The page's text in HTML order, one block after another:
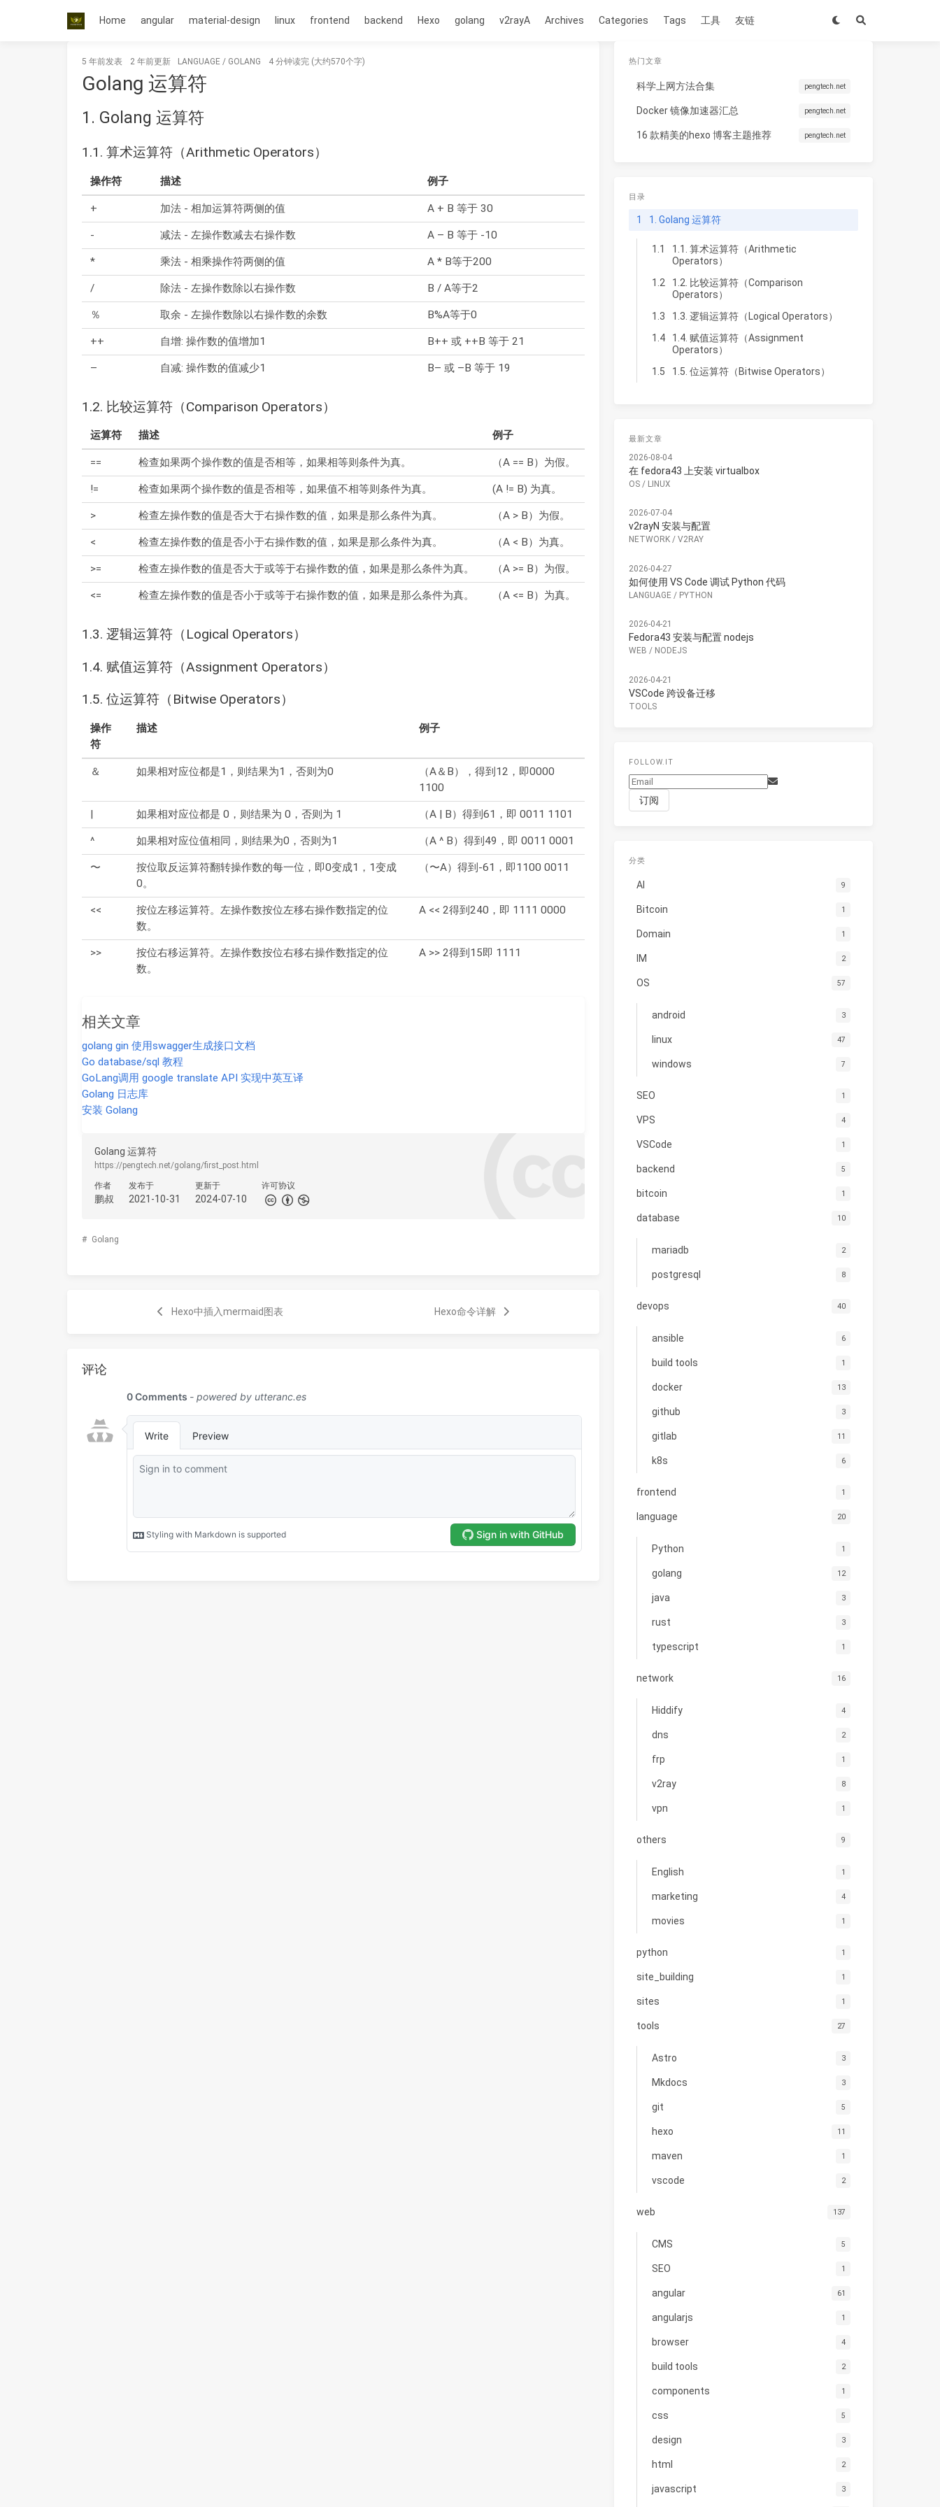
Home angular material-design linux frontend backend Hexo golang v2rayA Archives Categories Tags 工具 友链
5 年前发表 2 年前更新 LANGUAGE / GOLANG 4 分钟读完 (大约570个字)
Golang 运算符
1. Golang 运算符
1.1. 算术运算符（Arithmetic Operators）
操作符 描述 例子
+ 加法 - 相加运算符两侧的值 A + B 等于 30
- 减法 - 左操作数减去右操作数 A – B 等于 -10
* 乘法 - 相乘操作符两侧的值 A * B等于200
/ 除法 - 左操作数除以右操作数 B / A等于2
％ 取余 - 左操作数除以右操作数的余数 B%A等于0
++ 自增: 操作数的值增加1 B++ 或 ++B 等于 21
– 自减: 操作数的值减少1 B– 或 –B 等于 19
1.2. 比较运算符（Comparison Operators）
运算符 描述 例子
== 检查如果两个操作数的值是否相等，如果相等则条件为真。 （A == B）为假。
!= 检查如果两个操作数的值是否相等，如果值不相等则条件为真。 (A != B) 为真。
> 检查左操作数的值是否大于右操作数的值，如果是那么条件为真。 （A > B）为假。
< 检查左操作数的值是否小于右操作数的值，如果是那么条件为真。 （A < B）为真。
>= 检查左操作数的值是否大于或等于右操作数的值，如果是那么条件为真。 （A >= B）为假。
<= 检查左操作数的值是否小于或等于右操作数的值，如果是那么条件为真。 （A <= B）为真。
1.3. 逻辑运算符（Logical Operators）
1.4. 赋值运算符（Assignment Operators）
1.5. 位运算符（Bitwise Operators）
操作
符
描述 例子
＆ 如果相对应位都是1，则结果为1，否则为0
（A＆B），得到12，即0000
1100
| 如果相对应位都是 0，则结果为 0，否则为 1 （A | B）得到61，即 0011 1101
^ 如果相对应位值相同，则结果为0，否则为1 （A ^ B）得到49，即 0011 0001
〜
按位取反运算符翻转操作数的每一位，即0变成1，1变成
0。
（〜A）得到-61，即1100 0011
<<
按位左移运算符。左操作数按位左移右操作数指定的位
数。
A << 2得到240，即 1111 0000
>>
按位右移运算符。左操作数按位右移右操作数指定的位
数。
A >> 2得到15即 1111
相关文章
golang gin 使用swagger生成接口文档
Go database/sql 教程
GoLang调用 google translate API 实现中英互译
Golang 日志库
安装 Golang
Golang 运算符
https://pengtech.net/golang/first_post.html
作者
鹏叔
发布于
2021-10-31
更新于
2024-07-10
许可协议
# Golang
Hexo中插入mermaid图表 Hexo命令详解
评论
热门文章
科学上网方法合集 pengtech.net
Docker 镜像加速器汇总 pengtech.net
16 款精美的hexo 博客主题推荐 pengtech.net
目录
1 1. Golang 运算符
1.1
1.1. 算术运算符（Arithmetic
Operators）
1.2
1.2. 比较运算符（Comparison
Operators）
1.3
1.3. 逻辑运算符（Logical Operators）
1.4
1.4. 赋值运算符（Assignment
Operators）
1.5
1.5. 位运算符（Bitwise Operators）
最新文章
2026-08-04
在 fedora43 上安装 virtualbox
OS / LINUX
2026-07-04
v2rayN 安装与配置
NETWORK / V2RAY
2026-04-27
如何使用 VS Code 调试 Python 代码
LANGUAGE / PYTHON
2026-04-21
Fedora43 安装与配置 nodejs
WEB / NODEJS
2026-04-21
VSCode 跨设备迁移
TOOLS
FOLLOW.IT
分类
AI 9
Bitcoin 1
Domain 1
IM 2
OS 57
android 3
linux 47
windows 7
SEO 1
VPS 4
VSCode 1
backend 5
bitcoin 1
database 10
mariadb 2
postgresql 8
devops 40
ansible 6
build tools 1
docker 13
github 3
gitlab 11
k8s 6
frontend 1
language 20
Python 1
golang 12
java 3
rust 3
typescript 1
network 16
Hiddify 4
dns 2
frp 1
v2ray 8
vpn 1
others 9
English 1
marketing 4
movies 1
python 1
site_building 1
sites 1
tools 27
Astro 3
Mkdocs 3
git 5
hexo 11
maven 1
vscode 2
web 137
CMS 5
SEO 1
angular 61
angularjs 1
browser 4
build tools 2
components 1
css 5
design 3
html 2
javascript 3